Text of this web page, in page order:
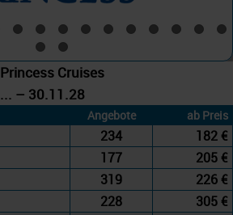
Princess Cruises
... – 30.11.28
Angebote ab Preis
234
182 €
177
205 €
319
226 €
228
305 €